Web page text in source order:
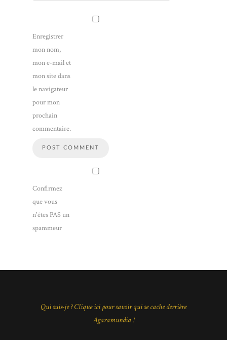
Enregistrer
mon nom,
mon e-mail et
mon site dans
le navigateur
pour mon
prochain
commentaire.
Confirmez
que vous
n'êtes PAS un
spammeur
Qui suis-je ? Clique ici pour savoir qui se cache derrière
Agaramundia !